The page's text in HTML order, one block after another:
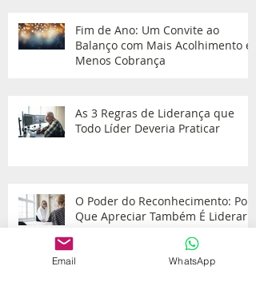
Fim de Ano: Um Convite ao
Balanço com Mais Acolhimento e
Menos Cobrança
As 3 Regras de Liderança que
Todo Líder Deveria Praticar
O Poder do Reconhecimento: Por
Que Apreciar Também É Liderar
Email WhatsApp